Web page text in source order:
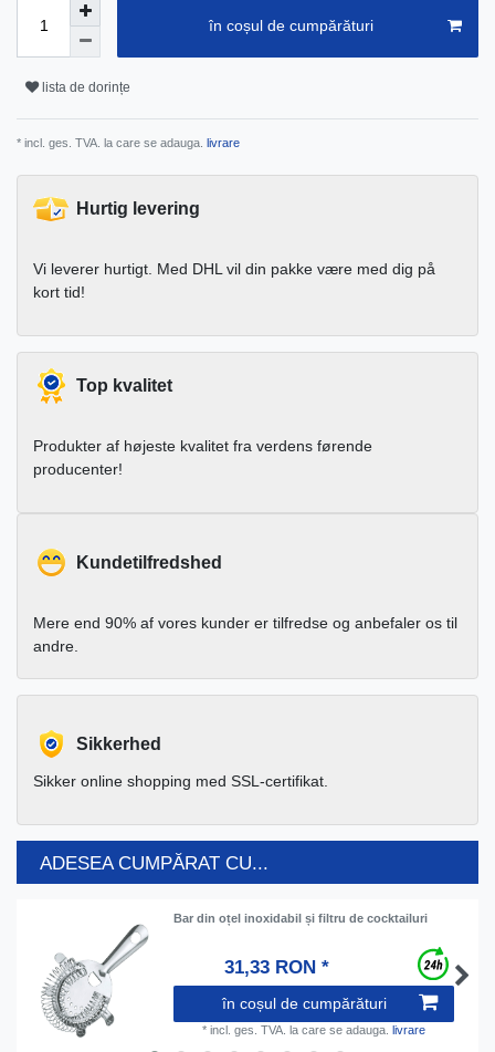
în coșul de cumpărături
lista de dorințe
* incl. ges. TVA. la care se adauga. livrare
Hurtig levering
Vi leverer hurtigt. Med DHL vil din pakke være med dig på
kort tid!
Top kvalitet
Produkter af højeste kvalitet fra verdens førende
producenter!
Kundetilfredshed
Mere end 90% af vores kunder er tilfredse og anbefaler os til
andre.
Sikkerhed
Sikker online shopping med SSL-certifikat.
ADESEA CUMPĂRAT CU...
Bar din oțel inoxidabil și filtru de cocktailuri
31,33 RON *
în coșul de cumpărături
* incl. ges. TVA. la care se adauga. livrare